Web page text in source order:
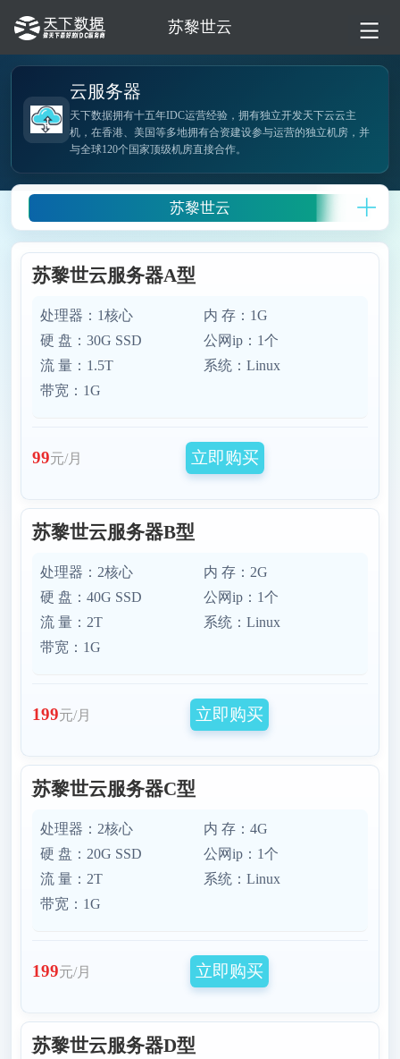
苏黎世云
云服务器
天下数据拥有十五年IDC运营经验，拥有独立开发天下云云主
机，在香港、美国等多地拥有合资建设参与运营的独立机房，并
与全球120个国家顶级机房直接合作。
苏黎世云
苏黎世云服务器A型
处理器：1核心
硬 盘：30G SSD
流 量：1.5T
带宽：1G
内 存：1G
公网ip：1个
系统：Linux
99元/月 立即购买
苏黎世云服务器B型
处理器：2核心
硬 盘：40G SSD
流 量：2T
带宽：1G
内 存：2G
公网ip：1个
系统：Linux
199元/月 立即购买
苏黎世云服务器C型
处理器：2核心
硬 盘：20G SSD
流 量：2T
带宽：1G
内 存：4G
公网ip：1个
系统：Linux
199元/月 立即购买
苏黎世云服务器D型